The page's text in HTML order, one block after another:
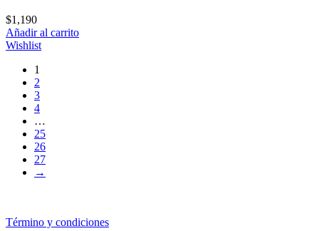
$1,190
Añadir al carrito
Wishlist
1
2
3
4
…
25
26
27
→
Término y condiciones